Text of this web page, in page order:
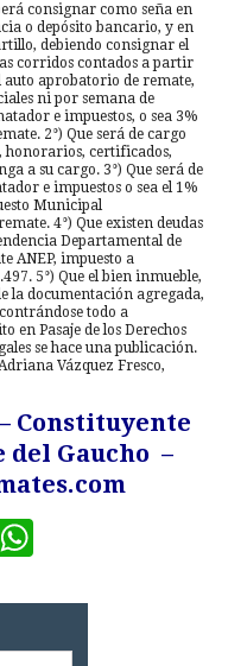
consignar como seña en
o depósito bancario, y en
debiendo consignar el
corridos contados a partir
aprobatorio de remate,
ni por semana de
e impuestos, o sea 3%
2°) Que será de cargo
honorarios, certificados,
a su cargo. 3°) Que será de
e impuestos o sea el 1%
Municipal
4°) Que existen deudas
Departamental de
ANEP, impuesto a
5°) Que el bien inmueble,
la documentación agregada,
todo a
en Pasaje de los Derechos
se hace una publicación.
Vázquez Fresco,
– Constituyente
del Gaucho –